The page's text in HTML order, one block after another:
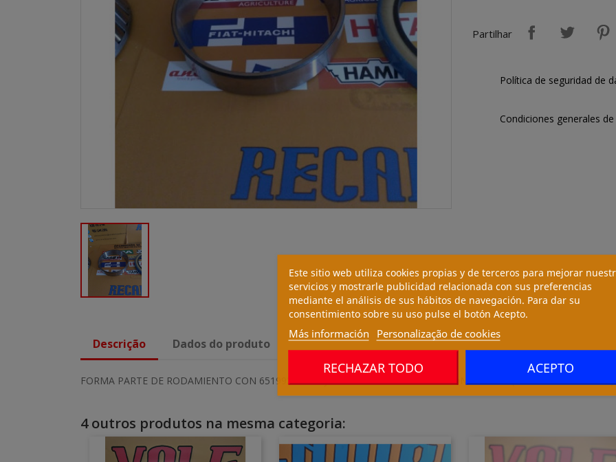
Partilhar
Política de seguridad de
Condiciones generales
Descrição Dados do produto
FORMA PARTE DE RODAMIENTO CON 6519925 Y DE JUEGO DE REP. DE RUEDA CON 6658228 (RETEN CUBO RUEDA)
4 outros produtos na mesma categoria:
Este sitio web utiliza cookies propias y de terceros para mejorar
servicios y mostrarle publicidad relacionada con sus preferencias
mediante el análisis de sus hábitos de navegación. Para dar su
consentimiento sobre su uso pulse el botón Acepto.
Más información Personalização de cookies
RECHAZAR TODO ACEPTO